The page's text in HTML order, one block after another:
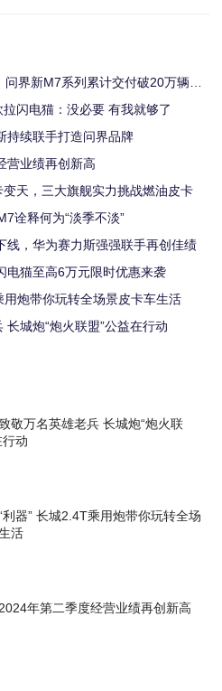
界新M7系列累计交付破20万辆占
闪电猫：没必要 有我就够了
持续联手打造问界品牌
营业绩再创新高
天，三大旗舰实力挑战燃油皮卡
诠释何为“淡季不淡”
线，华为赛力斯强强联手再创佳绩
电猫至高6万元限时优惠来袭
用炮带你玩转全场景皮卡车生活
城炮“炮火联盟”公益在行动
敬万名英雄老兵 长城炮“炮火联
行动
利器” 长城2.4T乘用炮带你玩转全场
活
年第二季度经营业绩再创新高